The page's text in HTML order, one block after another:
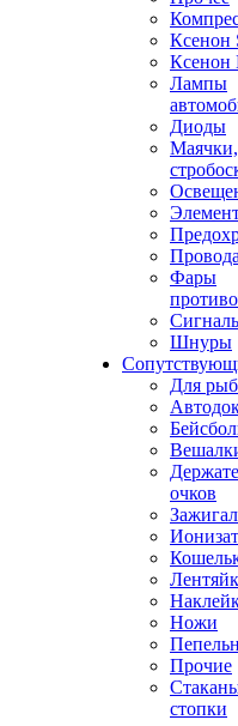
Ксенон
Лампы
Диоды
Маячки,
Провода
Фары
Шнуры
Для
очков
Ножи
Прочие
стопки